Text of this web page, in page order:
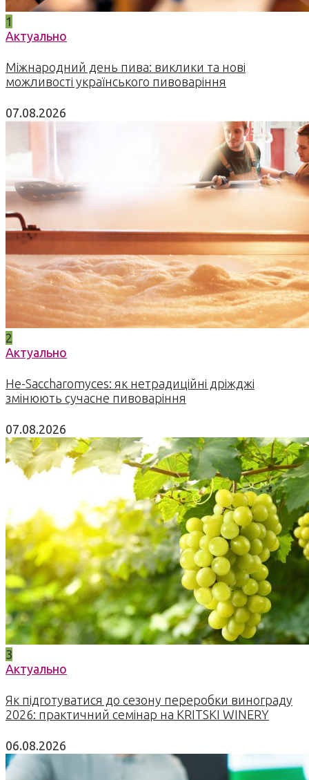
1
Актуально
Міжнародний день пива: виклики та нові
можливості українського пивоваріння
07.08.2026
2
Актуально
Не-Saccharomyces: як нетрадиційні дріжджі
змінюють сучасне пивоваріння
07.08.2026
3
Актуально
Як підготуватися до сезону переробки винограду
2026: практичний семінар на KRITSKI WINERY
06.08.2026